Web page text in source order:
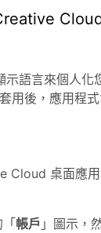
示語言來個人
用後，應用程
Cloud 桌面應用
帳戶 」圖示，